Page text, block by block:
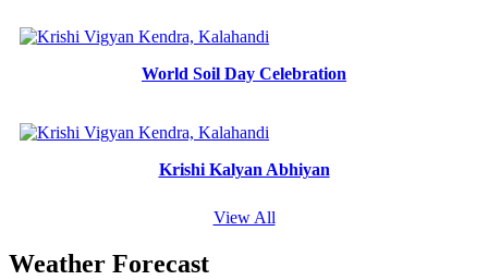
World Soil Day Celebration
Krishi Kalyan Abhiyan
View All
Weather Forecast